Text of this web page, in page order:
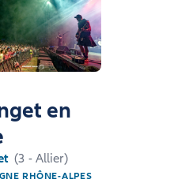
en
(3 - Allier)
RHÔNE-ALPES